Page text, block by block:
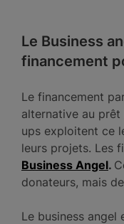
Le Business
financement
Le financement
alternative au
ups exploitent ce
leurs projets. Les
Business Angel.
donateurs, mais
Le business angel